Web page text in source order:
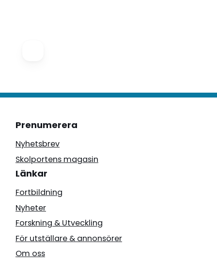
Prenumerera
Nyhetsbrev
Skolportens magasin
Länkar
Fortbildning
Nyheter
Forskning & Utveckling
För utställare & annonsörer
Om oss